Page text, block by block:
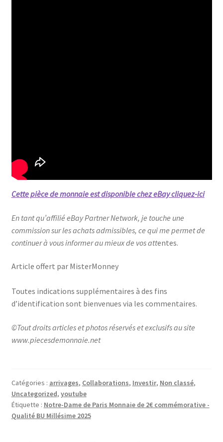
Cette pièce de monnaie est disponible chez eBay cliquez-ici
En tant qu’affilié eBay Partner Network, je touche une
commission sur les achats admissibles, ce qui me permet de
continuer à vous informer au mieux de vos attentes.
Article offert par MisterMonney
Toutes indications supplémentaires à des fins
d’identification sont bienvenues via les commentaires.
©Tout droits articles et photos réservés et exclusifs au site
www.piecesdemonnaie.net
Catégories : arrivages, Collaborations, Investir, Non classé,
Uncategorized, youtube
Étiquette : Notre-Dame de Paris Monnaie de 2€ commémorative -
Qualité BU Millésime 2025